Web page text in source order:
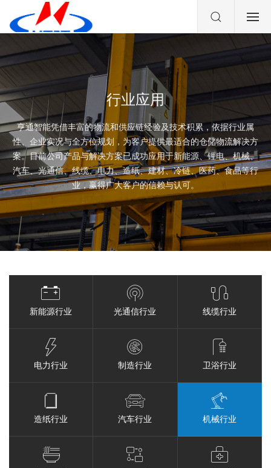
行业应用
亨通智能凭借丰富的物流和供应链经验及技术积累，依据行业属
性、企业实况与全方位规划，为客户提供最适合的仓储物流解决方
案。目前公司产品与解决方案已成功应用于新能源、锂电、机械、
汽车、光通信、线缆、电力、造纸、建材、冷链、医药、食品等行
业，赢得广大客户的信赖与认可。
新能源行业 光通信行业 线缆行业
电力行业 制造行业 卫浴行业
造纸行业 汽车行业 机械行业